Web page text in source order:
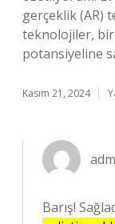
gerçeklik (AR)
teknolojiler,
potansiyeline
Kasım 21, 2024
Barış!